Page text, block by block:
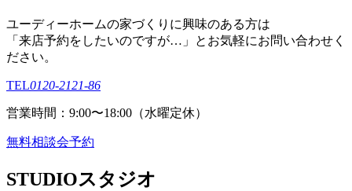
ユーディーホームの家づくりに興味のある⽅は
「来店予約をしたいのですが…」とお気軽にお問い合わせく
ださい。
TEL0120-2121-86
営業時間：9:00〜18:00（⽔曜定休）
無料相談会予約
STUDIOスタジオ